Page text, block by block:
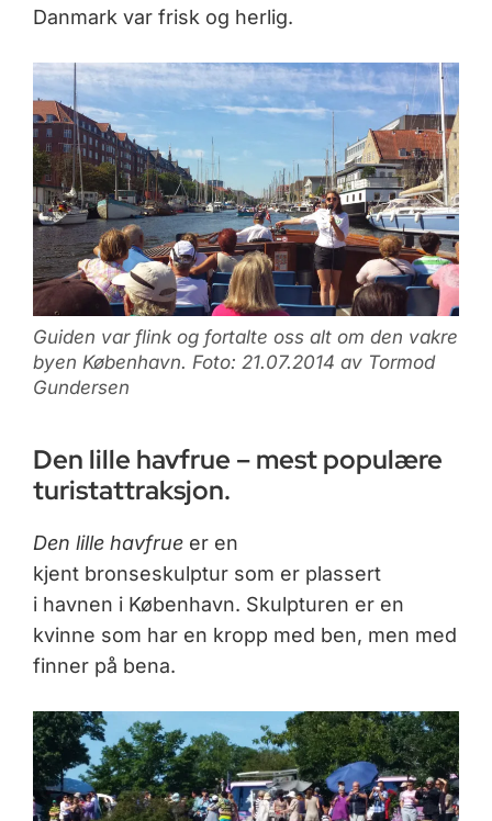
Danmark var frisk og herlig.
Guiden var flink og fortalte oss alt om den vakre
byen København. Foto: 21.07.2014 av Tormod
Gundersen
Den lille havfrue – mest populære
turistattraksjon.
Den lille havfrueer en
kjent bronseskulptur som er plassert
i havnen i København. Skulpturen er en
kvinne som har en kropp med ben, men med
finner på bena.